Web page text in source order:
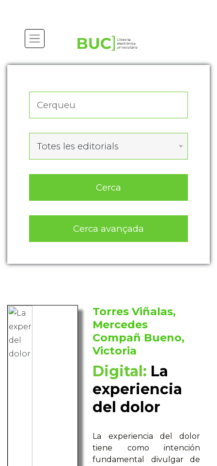
Totes les editorials
Cerca
Cerca avançada
Torres Viñalas,
Mercedes
Compañ Bueno,
Victoria
Digital: La
experiencia
del dolor
La experiencia del dolor
tiene como intención
fundamental divulgar de